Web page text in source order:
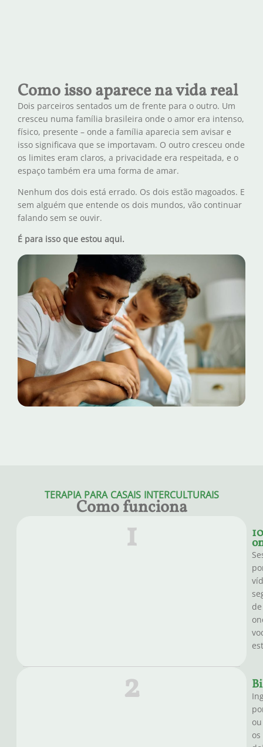
Como isso aparece na vida real
Dois parceiros sentados um de frente para o outro. Um
cresceu numa família brasileira onde o amor era intenso,
físico, presente – onde a família aparecia sem avisar e
isso significava que se importavam. O outro cresceu onde
os limites eram claros, a privacidade era respeitada, e o
espaço também era uma forma de amar.
Nenhum dos dois está errado. Os dois estão magoados. E
sem alguém que entende os dois mundos, vão continuar
falando sem se ouvir.
É para isso que estou aqui.
TERAPIA PARA CASAIS INTERCULTURAIS
Como funciona
1
de
2
ou
os